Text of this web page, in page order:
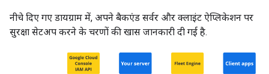
नीचे दिए गए डायग्राम में, अपने बैकएंड सर्वर और क्लाइंट ऐप्लिकेशन पर
सुरक्षा सेटअप करने के चरणों की खास जानकारी दी गई है.